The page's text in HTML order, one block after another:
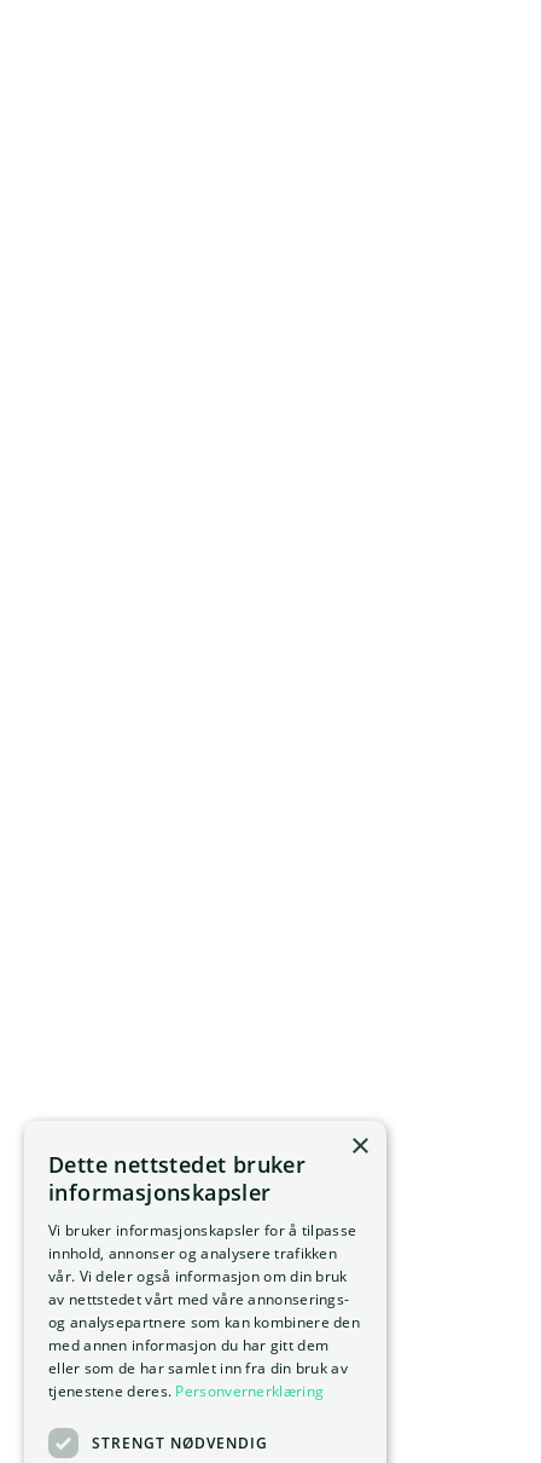
×
Dette nettstedet bruker
informasjonskapsler
Vi bruker informasjonskapsler for å tilpasse
innhold, annonser og analysere trafikken
vår. Vi deler også informasjon om din bruk
av nettstedet vårt med våre annonserings-
og analysepartnere som kan kombinere den
med annen informasjon du har gitt dem
eller som de har samlet inn fra din bruk av
tjenestene deres. Personvernerklæring
STRENGT NØDVENDIG